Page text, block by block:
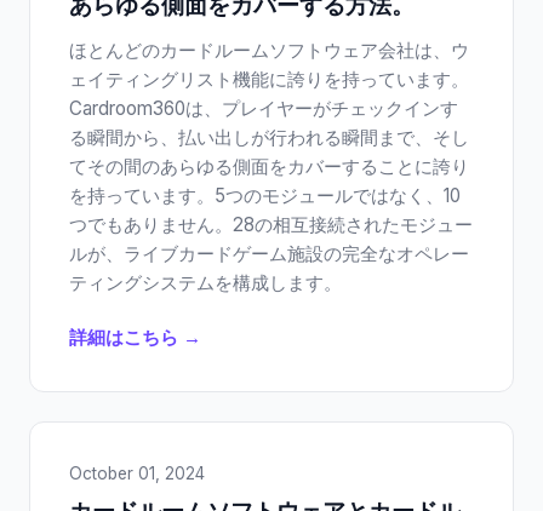
ほとんどのカードルームソフトウェア会社は、ウ
ェイティングリスト機能に誇りを持っています。
Cardroom360は、プレイヤーがチェックインす
る瞬間から、払い出しが行われる瞬間まで、そし
てその間のあらゆる側面をカバーすることに誇り
を持っています。5つのモジュールではなく、10
つでもありません。28の相互接続されたモジュー
ルが、ライブカードゲーム施設の完全なオペレー
ティングシステムを構成します。
詳細はこちら →
October 01, 2024